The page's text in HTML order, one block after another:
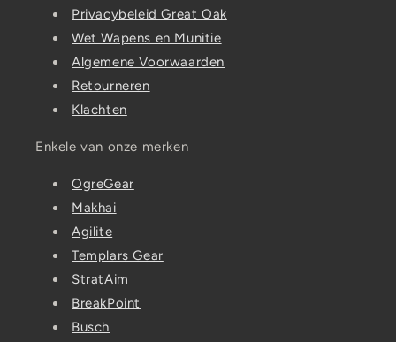
Privacybeleid Great Oak
Wet Wapens en Munitie
Algemene Voorwaarden
Retourneren
Klachten
Enkele van onze merken
OgreGear
Makhai
Agilite
Templars Gear
StratAim
BreakPoint
Busch